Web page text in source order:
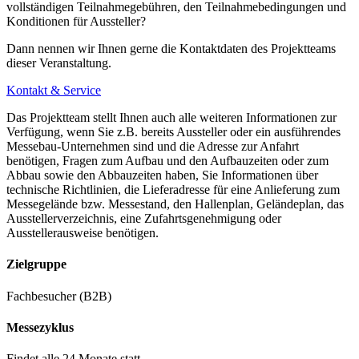
Auf dem Messegelände stehen insgesamt 13.500 Parkplätze zur
Verfügung.
6.500 Parkplätze befinden sich im Fußwegbereich, 3.000 davon
in einem Parkhaus.
Weitere Parkmöglichkeiten gibt es in der direkten Umgebung,
die in wenigen Minuten bequem per Shuttle-Bus erreichbar sind.
Parkleitsystem
Das mehrfach ausgezeichnete "dynamische Verkehrsleitsystem und
Verkehrsbelastung auf den Zufahrtstraßen rund um das
Messezentrum und leitet Sie auf freie Verkehrswege und zu Ihrem
vollständigen Teilnahmegebühren, den Teilnahmebedingungen und
Konditionen für Aussteller?
Dann nennen wir Ihnen gerne die Kontaktdaten des Projektteams
dieser Veranstaltung.
Kontakt & Service
Das Projektteam stellt Ihnen auch alle weiteren Informationen zur
Verfügung, wenn Sie z.B. bereits Aussteller oder ein ausführendes
Messebau-Unternehmen sind und die Adresse zur Anfahrt
benötigen, Fragen zum Aufbau und den Aufbauzeiten oder zum
Abbau sowie den Abbauzeiten haben, Sie Informationen über
technische Richtlinien, die Lieferadresse für eine Anlieferung zum
Messegelände bzw. Messestand, den Hallenplan, Geländeplan, das
Ausstellerverzeichnis, eine Zufahrtsgenehmigung oder
Ausstellerausweise benötigen.
Zielgruppe
Fachbesucher (B2B)
Messezyklus